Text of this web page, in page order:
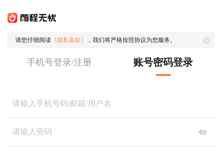
请您仔细阅读 《隐私条款》 ，我们将严格按照协议为您服务。
手机号登录/注册 账号密码登录